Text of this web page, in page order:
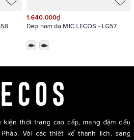
1.640.000₫
Dép nam da MIC LECOS - LG57
thời trang cao cấp, mang đậm dấu
Với các thiết kế thanh lịch, sang